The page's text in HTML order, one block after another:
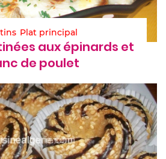
Plat principal
aux épinards et
de poulet